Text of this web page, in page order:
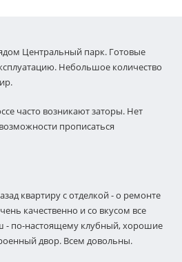
Центральный парк. Готовые
Небольшое количество
часто возникают заторы. Нет
прописаться
квартиру с отделкой - о ремонте
качественно и со вкусом все
- по-настоящему клубный, хорошие
двор. Всем довольны.